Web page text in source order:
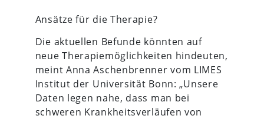
Ansätze für die Therapie?
Die aktuellen Befunde könnten auf
neue Therapiemöglichkeiten hindeuten,
meint Anna Aschenbrenner vom LIMES
Institut der Universität Bonn: „Unsere
Daten legen nahe, dass man bei
schweren Krankheitsverläufen von